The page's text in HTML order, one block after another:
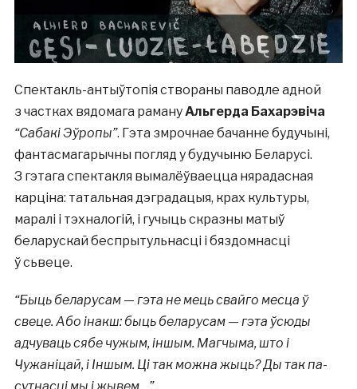
Спектакль-антыўтопія створаны паводле адной
з частках вядомага рамануАльгерда Бахарэвіча
“Сабакі Эўропы”. Гэта змрочнае бачанне будучыні,
фантасмагарычны погляд у будучыню Беларусі.
З гэтага спектакля вымалёўваецца нярадасная
карціна: татальная дэградацыя, крах культуры,
маралі і тэхналогій, і гучыць скразны матыў
беларускай беспрытульнасці і бяздомнасці
ў сьвеце.
“Быць беларусам — гэта не мець свайго месца ў
свеце. Або інакш: быць беларусам — гэта ўсюды
адчуваць сябе чужым, іншым. Магчыма, што і
Чужаніцай, і Іншым. Ці так можна жыць? Ды так па-